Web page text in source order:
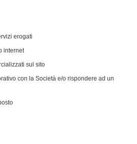
erogati
internet
sul sito
con la Società e/o rispondere ad un